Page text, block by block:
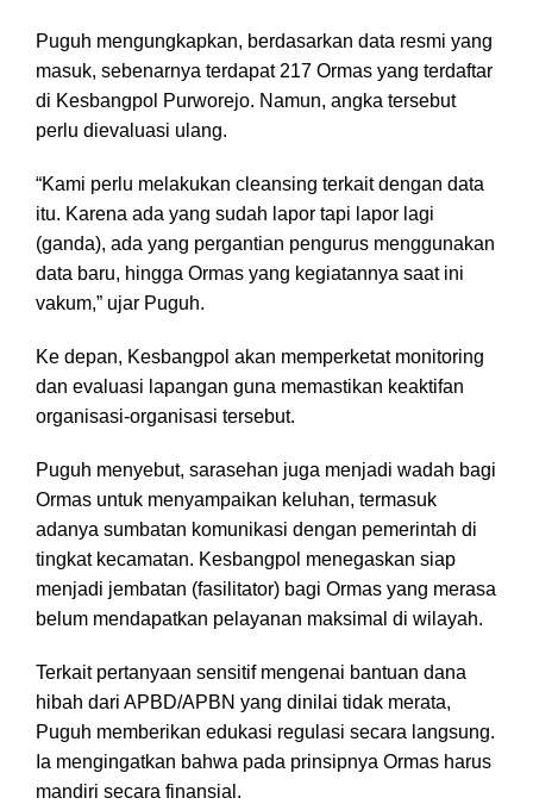
Puguh mengungkapkan, berdasarkan data resmi yang
masuk, sebenarnya terdapat 217 Ormas yang terdaftar
di Kesbangpol Purworejo. Namun, angka tersebut
perlu dievaluasi ulang.
“Kami perlu melakukan cleansing terkait dengan data
itu. Karena ada yang sudah lapor tapi lapor lagi
(ganda), ada yang pergantian pengurus menggunakan
data baru, hingga Ormas yang kegiatannya saat ini
vakum,” ujar Puguh.
Ke depan, Kesbangpol akan memperketat monitoring
dan evaluasi lapangan guna memastikan keaktifan
organisasi-organisasi tersebut.
Puguh menyebut, sarasehan juga menjadi wadah bagi
Ormas untuk menyampaikan keluhan, termasuk
adanya sumbatan komunikasi dengan pemerintah di
tingkat kecamatan. Kesbangpol menegaskan siap
menjadi jembatan (fasilitator) bagi Ormas yang merasa
belum mendapatkan pelayanan maksimal di wilayah.
Terkait pertanyaan sensitif mengenai bantuan dana
hibah dari APBD/APBN yang dinilai tidak merata,
Puguh memberikan edukasi regulasi secara langsung.
Ia mengingatkan bahwa pada prinsipnya Ormas harus
mandiri secara finansial.